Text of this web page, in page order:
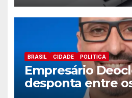
BRASIL CIDADE POLITICA
Empresário
desponta entre